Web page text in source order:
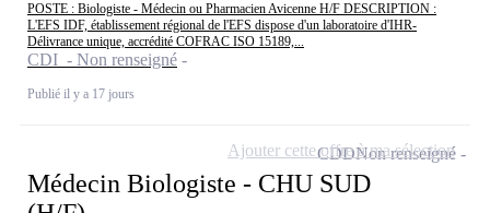
POSTE : Biologiste - Médecin ou Pharmacien Avicenne H/F DESCRIPTION :
L'EFS IDF, établissement régional de l'EFS dispose d'un laboratoire d'IHR-
Délivrance unique, accrédité COFRAC ISO 15189,...
CDI - Non renseigné
Publié il y a 17 jours
Médecin Biologiste - CHU SUD
CDDNon renseigné
Ajouter cette offre à ma sélection